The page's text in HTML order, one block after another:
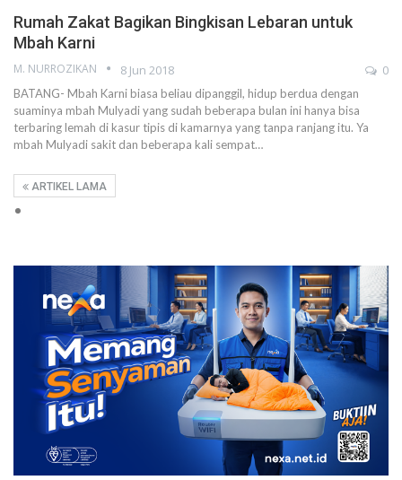
Rumah Zakat Bagikan Bingkisan Lebaran untuk
Mbah Karni
M. NURROZIKAN 8 Jun 2018 0
BATANG- Mbah Karni biasa beliau dipanggil, hidup berdua dengan
suaminya mbah Mulyadi yang sudah beberapa bulan ini hanya bisa
terbaring lemah di kasur tipis di kamarnya yang tanpa ranjang itu. Ya
mbah Mulyadi sakit dan beberapa kali sempat…
ARTIKEL LAMA